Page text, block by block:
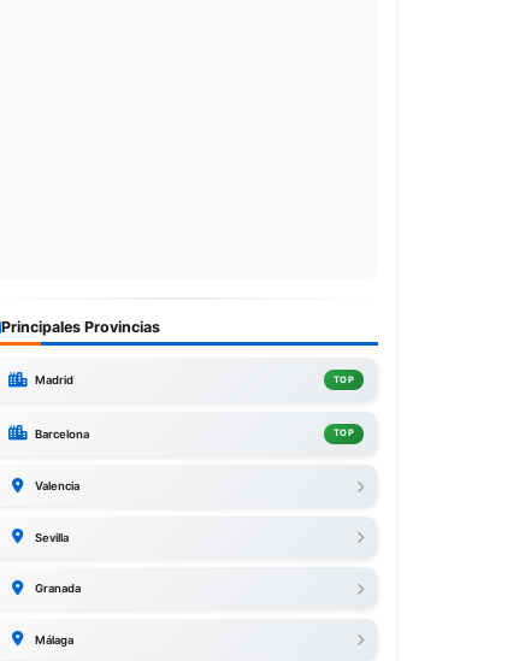
Principales Provincias
Madrid TOP
Barcelona TOP
Valencia
Sevilla
Granada
Málaga